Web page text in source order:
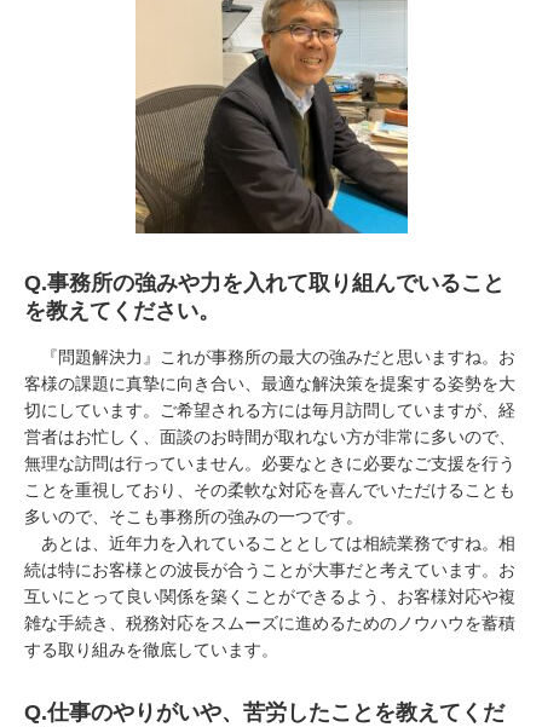
Q.事務所の強みや力を入れて取り組んでいること
を教えてください。
『問題解決力』これが事務所の最大の強みだと思いますね。お
客様の課題に真摯に向き合い、最適な解決策を提案する姿勢を大
切にしています。ご希望される方には毎月訪問していますが、経
営者はお忙しく、面談のお時間が取れない方が非常に多いので、
無理な訪問は行っていません。必要なときに必要なご支援を行う
ことを重視しており、その柔軟な対応を喜んでいただけることも
多いので、そこも事務所の強みの一つです。
あとは、近年力を入れていることとしては相続業務ですね。相
続は特にお客様との波長が合うことが大事だと考えています。お
互いにとって良い関係を築くことができるよう、お客様対応や複
雑な手続き、税務対応をスムーズに進めるためのノウハウを蓄積
する取り組みを徹底しています。
Q.仕事のやりがいや、苦労したことを教えてくだ